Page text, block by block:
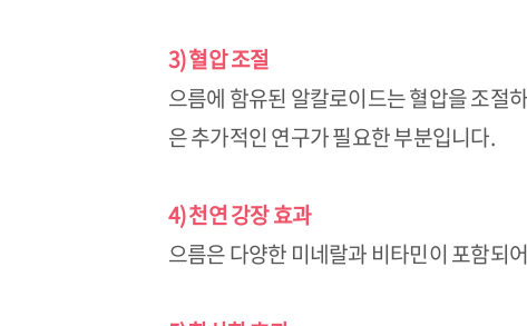
3) 혈압 조절
으름에 함유된 알칼로이드는 혈압을 조절
은 추가적인 연구가 필요한 부분입니다.
4) 천연 강장 효과
으름은 다양한 미네랄과 비타민이 포함되